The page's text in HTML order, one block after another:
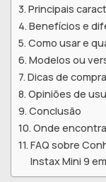
Principais
Benefícios e
Como usar e
Modelos ou
Dicas de
Opiniões de
Conclusão
Onde
FAQ sobre
Instax Mini 9